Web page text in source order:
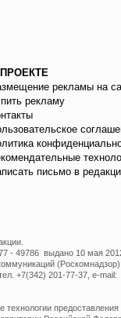
рекламы на
рекламу
письмо в
- 49786 выдано 10 мая
(Роскомнадзор).
+7(342) 201-77-37, e-mail: